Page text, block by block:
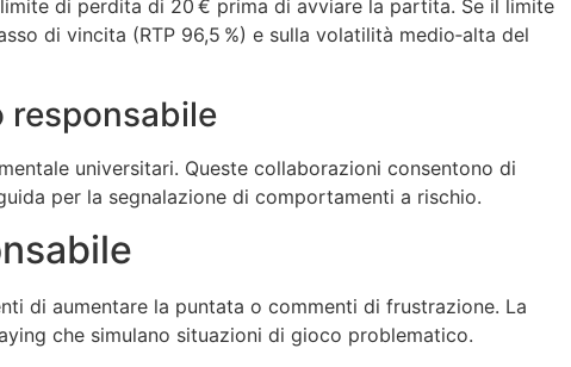
di perdita di 20 € prima di avviare la partita. Se il limite
di vincita (RTP 96,5 %) e sulla volatilità medio‑alta del
responsabile
universitari. Queste collaborazioni consentono di
per la segnalazione di comportamenti a rischio.
di aumentare la puntata o commenti di frustrazione. La
che simulano situazioni di gioco problematico.